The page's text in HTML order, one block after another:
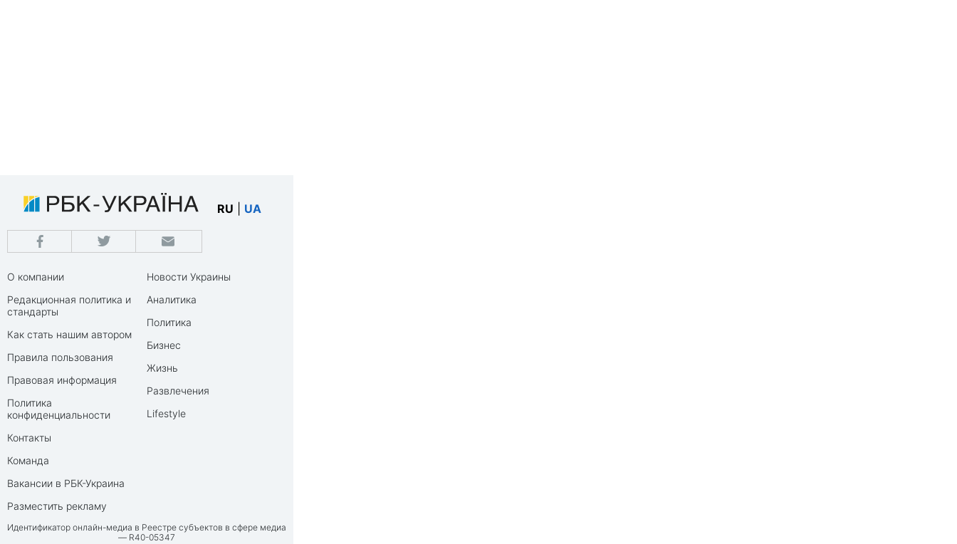
RU UA
О компании
Редакционная политика и
стандарты
Как стать нашим автором
Правила пользования
Правовая информация
Политика
конфиденциальности
Контакты
Команда
Вакансии в РБК-Украина
Разместить рекламу
Новости Украины
Аналитика
Политика
Бизнес
Жизнь
Развлечения
Lifestyle
Идентификатор онлайн-медиа в Реестре субъектов в сфере медиа
— R40-05347